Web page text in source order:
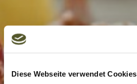
Diese Webseite verwendet Cookies